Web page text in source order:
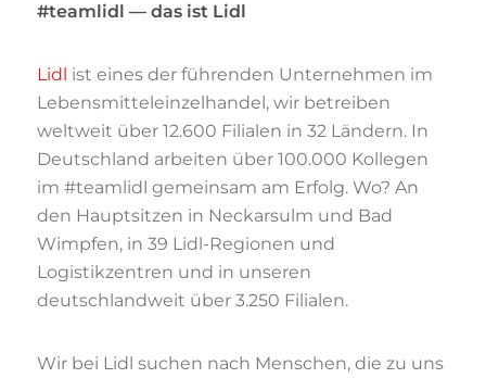
#teamlidl — das ist Lidl
Lidl ist eines der führenden Unternehmen im
Lebensmitteleinzelhandel, wir betreiben
weltweit über 12.600 Filialen in 32 Ländern. In
Deutschland arbeiten über 100.000 Kollegen
im #teamlidl gemeinsam am Erfolg. Wo? An
den Hauptsitzen in Neckarsulm und Bad
Wimpfen, in 39 Lidl-Regionen und
Logistikzentren und in unseren
deutschlandweit über 3.250 Filialen.
Wir bei Lidl suchen nach Menschen, die zu uns